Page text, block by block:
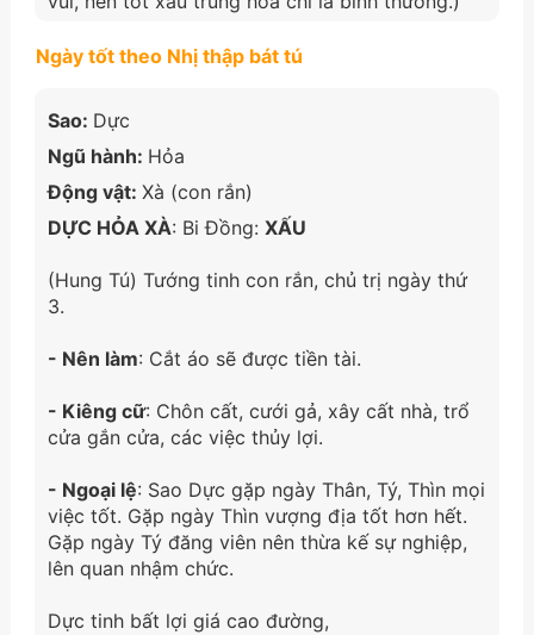
Ngày tốt theo Nhị thập bát tú
Sao: Dực
Ngũ hành: Hỏa
Động vật: Xà (con rắn)
DỰC HỎA XÀ: Bi Đồng: XẤU
(Hung Tú) Tướng tinh con rắn, chủ trị ngày thứ
3.
- Nên làm: Cắt áo sẽ được tiền tài.
- Kiêng cữ: Chôn cất, cưới gả, xây cất nhà, trổ
cửa gắn cửa, các việc thủy lợi.
- Ngoại lệ: Sao Dực gặp ngày Thân, Tý, Thìn mọi
việc tốt. Gặp ngày Thìn vượng địa tốt hơn hết.
Gặp ngày Tý đăng viên nên thừa kế sự nghiệp,
lên quan nhậm chức.
Dực tinh bất lợi giá cao đường,